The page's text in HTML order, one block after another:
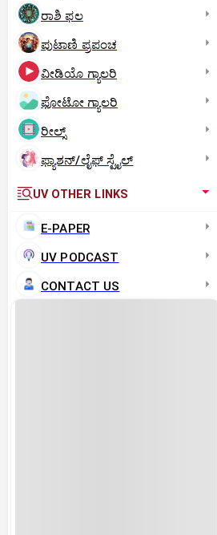
ರಾಶಿ ಫಲ
ಪುಟಾಣಿ ಪ್ರಪಂಚ
ವೀಡಿಯೊ ಗ್ಯಾಲರಿ
ಫೋಟೋ ಗ್ಯಾಲರಿ
ರೀಲ್ಸ್
ಫ್ಯಾಶನ್/ಲೈಫ್‌ ಸ್ಟೈಲ್
UV OTHER LINKS
E-PAPER
UV PODCAST
CONTACT US